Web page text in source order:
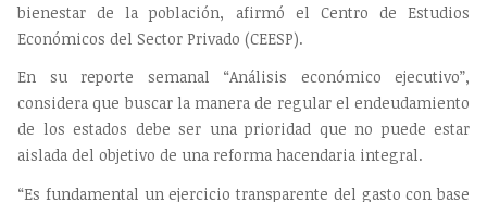
bienestar de la población, afirmó el Centro de Estudios
Económicos del Sector Privado (CEESP).
En su reporte semanal “Análisis económico ejecutivo”,
considera que buscar la manera de regular el endeudamiento
de los estados debe ser una prioridad que no puede estar
aislada del objetivo de una reforma hacendaria integral.
“Es fundamental un ejercicio transparente del gasto con base